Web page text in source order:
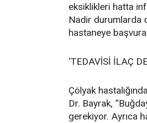
eksiklikleri hatta
Nadir durumlarda
hastaneye
‘TEDAVİSİ İLAÇ
Çölyak
Dr. Bayrak,
gerekiyor. Ayrıca